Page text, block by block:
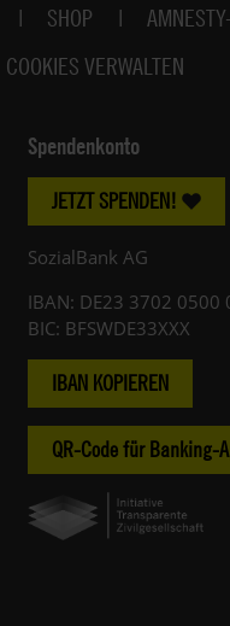
SHOP
COOKIES VERWALTEN
Spendenkonto
JETZT SPENDEN!
SozialBank AG
IBAN: DE23 3702 0500
BIC: BFSWDE33XXX
IBAN KOPIEREN
QR-Code für Banking-